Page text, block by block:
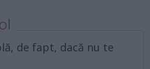
de fapt, dacă nu te